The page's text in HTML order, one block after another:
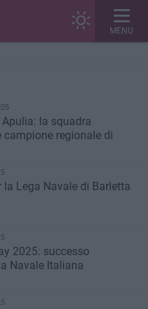
MENU
la squadra
regionale di
Lega Navale di Barletta
2025: successo
Navale Italiana